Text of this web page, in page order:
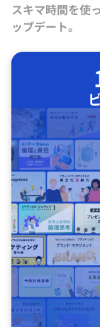
スキマ時間を使
ップデート。